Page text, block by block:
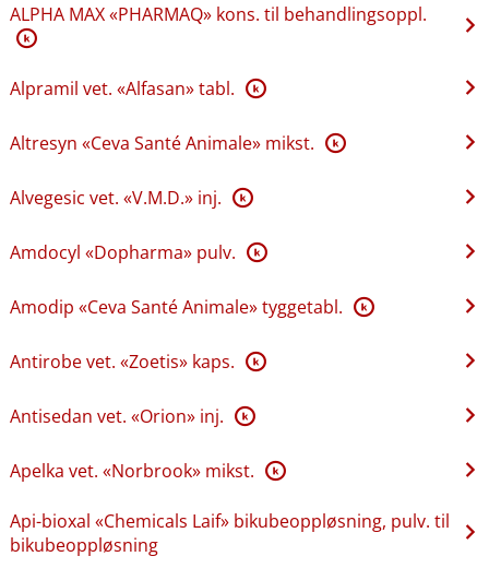
ALPHA MAX «PHARMAQ» kons. til behandlingsoppl.
K
Alpramil vet. «Alfasan» tabl. K
Altresyn «Ceva Santé Animale» mikst. K
Alvegesic vet. «V.M.D.» inj. K
Amdocyl «Dopharma» pulv. K
Amodip «Ceva Santé Animale» tyggetabl. K
Antirobe vet. «Zoetis» kaps. K
Antisedan vet. «Orion» inj. K
Apelka vet. «Norbrook» mikst. K
Api-bioxal «Chemicals Laif» bikubeoppløsning, pulv. til
bikubeoppløsning